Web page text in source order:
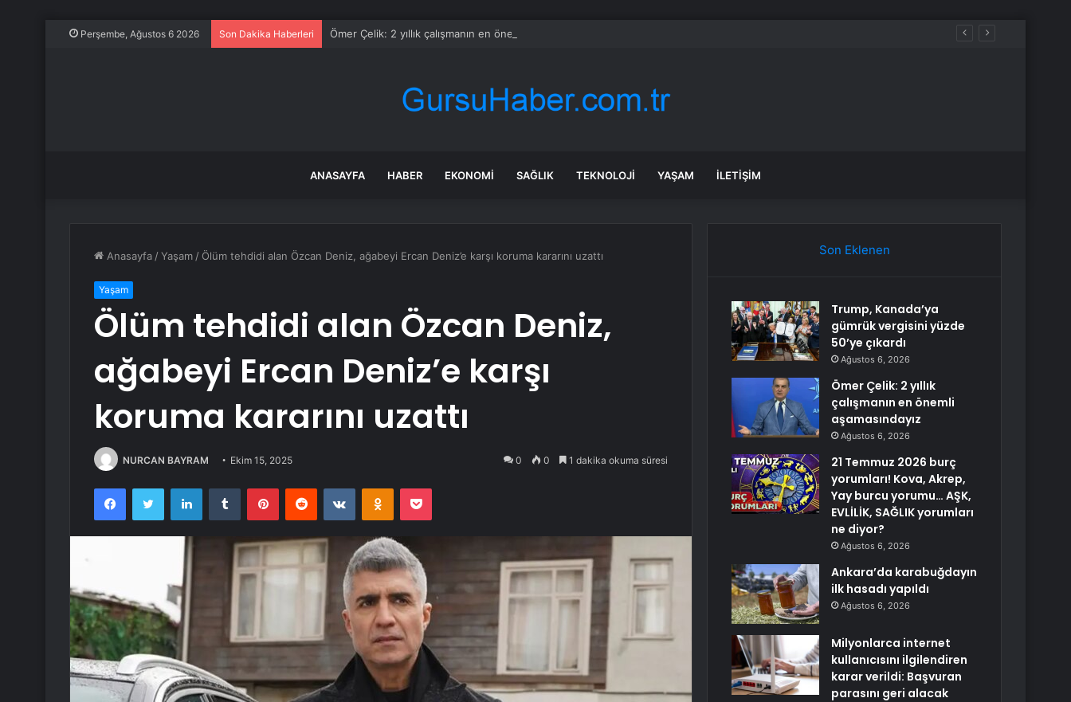
Perşembe, Ağustos 6 2026 Son Dakika Haberleri Ömer Çelik: 2 yıllık çalışmanın en önemli aşamasındayız
ANASAYFA HABER EKONOMI SAĞLIK TEKNOLOJI YAŞAM İLETIŞIM
Anasayfa /Yaşam / Ölüm tehdidi alan Özcan Deniz, ağabeyi Ercan Deniz’e karşı koruma kararını uzattı
Yaşam
Ölüm tehdidi alan Özcan Deniz,
ağabeyi Ercan Deniz’e karşı
koruma kararını uzattı
NURCAN BAYRAM Ekim 15, 2025 0 0 1 dakika okuma süresi
FacebookTwitter LinkedInTumblr PinterestReddit VKontakteOdnoklassniki
Pocket
Son Eklenen
Trump, Kanada’ya
gümrük vergisini yüzde
50’ye çıkardı
Ağustos 6, 2026
Ömer Çelik: 2 yıllık
çalışmanın en önemli
aşamasındayız
Ağustos 6, 2026
21 Temmuz 2026 burç
yorumları! Kova, Akrep,
Yay burcu yorumu… AŞK,
EVLİLİK, SAĞLIK yorumları
ne diyor?
Ağustos 6, 2026
Ankara’da karabuğdayın
ilk hasadı yapıldı
Ağustos 6, 2026
Milyonlarca internet
kullanıcısını ilgilendiren
karar verildi: Başvuran
parasını geri alacak